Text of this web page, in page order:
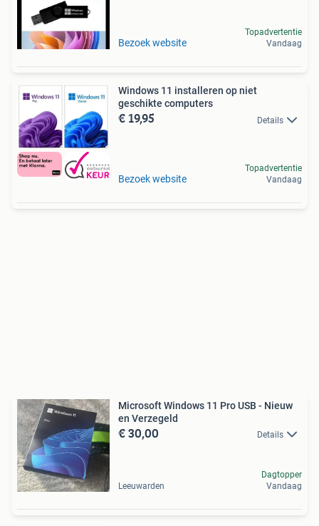
Bezoek website
Topadvertentie
Vandaag
Windows 11 installeren op niet
geschikte computers
€ 19,95 Details
Bezoek website
Topadvertentie
Vandaag
Microsoft Windows 11 Pro USB - Nieuw
en Verzegeld
€ 30,00 Details
Leeuwarden
Dagtopper
Vandaag